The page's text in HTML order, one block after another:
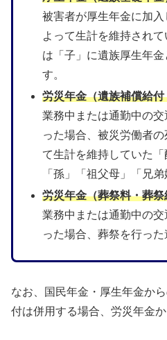
被害者が厚生年金に加
よって生計を維持され
は「子」に遺族厚生年
す。
労災年金（遺族補償給
業務中または通勤中の
った場合、被災労働者
て生計を維持していた「
「孫」「祖父母」「兄
労災年金（葬祭料・葬祭
業務中または通勤中の
った場合、葬祭を行った
なお、国民年金・厚生年金か
付は併用する場合、労災年金